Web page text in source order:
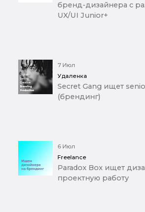
бренд-дизайнера с
UX/UI Junior+
7 Июл
Удаленка
Secret Gang ищет
(брендинг)
6 Июл
Freelance
Paradox Box ищет
проектную работу